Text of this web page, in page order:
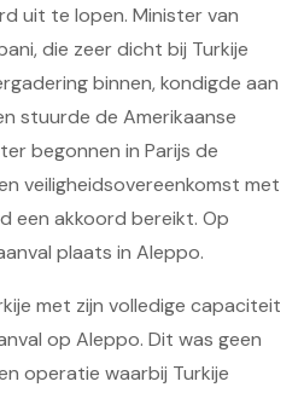
uit te lopen. Minister van
die zeer dicht bij Turkije
binnen, kondigde aan
stuurde de Amerikaanse
begonnen in Parijs de
veiligheidsovereenkomst met
een akkoord bereikt. Op
plaats in Aleppo.
met zijn volledige capaciteit
op Aleppo. Dit was geen
operatie waarbij Turkije